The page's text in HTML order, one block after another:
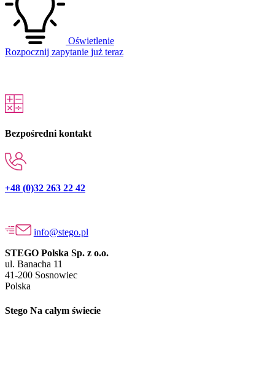
Oświetlenie
Rozpocznij zapytanie już teraz
Bezpośredni kontakt
+48 (0)32 263 22 42
info@stego.pl
STEGO Polska Sp. z o.o.
ul. Banacha 11
41-200 Sosnowiec
Polska
Stego Na całym świecie